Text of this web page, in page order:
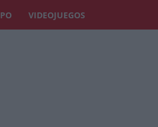
VIDEOJUEGOS